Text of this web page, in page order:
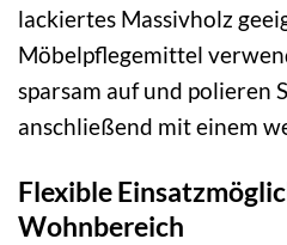
lackiertes Massivholz
Möbelpflegemittel
sparsam auf und polieren
anschließend mit einem
Flexible
Wohnbereich